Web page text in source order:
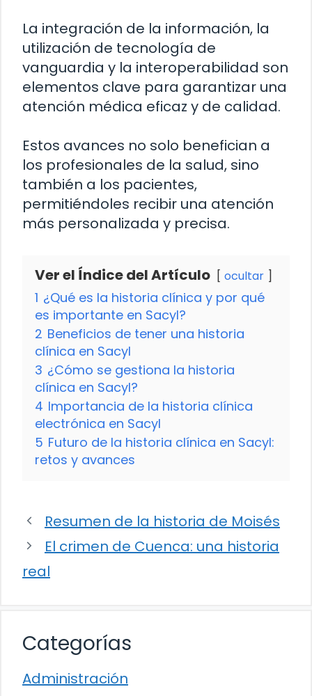
La integración de la información, la
utilización de tecnología de
vanguardia y la interoperabilidad son
elementos clave para garantizar una
atención médica eficaz y de calidad.
Estos avances no solo benefician a
los profesionales de la salud, sino
también a los pacientes,
permitiéndoles recibir una atención
más personalizada y precisa.
Ver el Índice del Artículo ocultar
1 ¿Qué es la historia clínica y por qué
es importante en Sacyl?
2 Beneficios de tener una historia
clínica en Sacyl
3 ¿Cómo se gestiona la historia
clínica en Sacyl?
4 Importancia de la historia clínica
electrónica en Sacyl
5 Futuro de la historia clínica en Sacyl:
retos y avances
Resumen de la historia de Moisés
El crimen de Cuenca: una historia
real
Categorías
Administración